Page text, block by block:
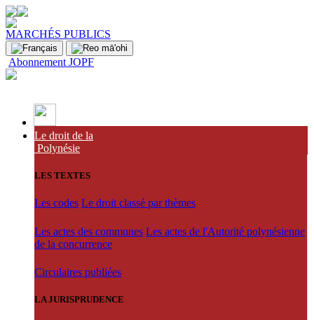
MARCHÉS PUBLICS
Abonnement JOPF
Le droit de la
Polynésie
LES TEXTES
Les codes Le droit classé par thèmes
Les actes des communes Les actes de l'Autorité polynésienne
de la concurrence
Circulaires publiées
LA JURISPRUDENCE